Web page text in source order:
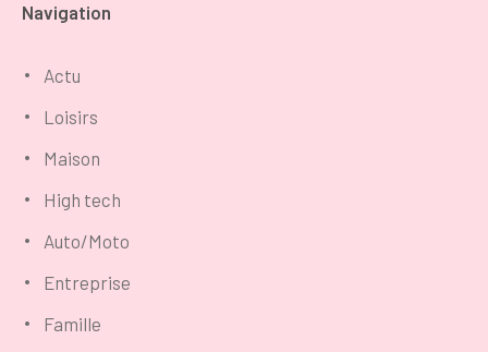
Navigation
Actu
Loisirs
Maison
High tech
Auto/Moto
Entreprise
Famille